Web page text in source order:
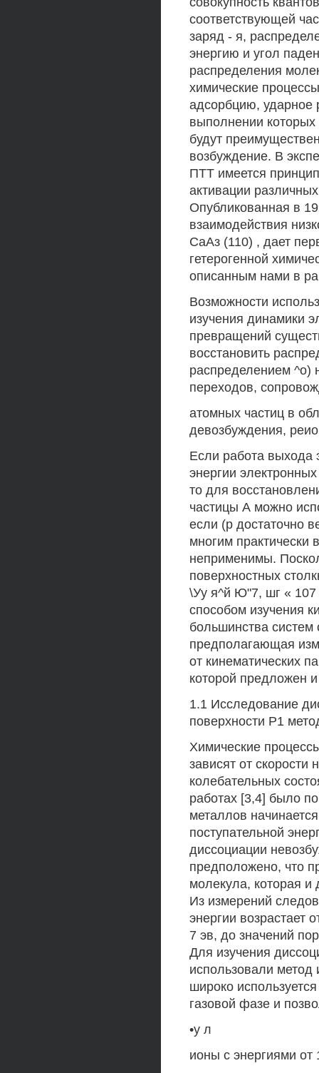
соответствующей
заряд - я,
энергию и угол
распределения
химические
адсорбцию, ударное
выполнении
будут
возбуждение. В
ПТТ имеется
активации
Опубликованная в
взаимодействия
СаАз (110) , дает
гетерогенной
описанным нами в
Возможности
изучения динамики
превращений
восстановить
распределением ^о)
переходов,
атомных частиц в
девозбуждения,
Если работа выхода
энергии
то для
частицы А можно
если (р достаточно
многим
неприменимы.
поверхностных
\Уу я^й Ю"7, шг « 107
способом изучения
большинства систем
предполагающая
от кинематических
которой предложен
1.1 Исследование
поверхности Р1
Химические
зависят от скорости
колебательных
работах [3,4] было
металлов
поступательной
диссоциации
предположено, что
молекула, которая и
Из измерений
энергии возрастает
7 эв, до значений
Для изучения
использовали метод
широко
газовой фазе и
•у л
ионы с энергиями от